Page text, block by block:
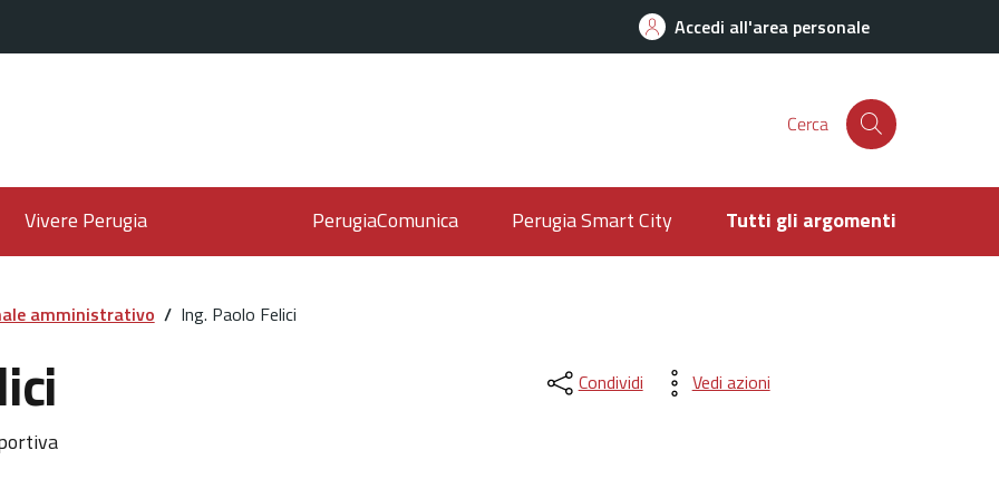
Accedi all'area personale
Cerca
Vivere Perugia PerugiaComunica Perugia Smart City Tutti gli argomenti
amministrativo / Ing. Paolo Felici
Condividi Vedi azioni